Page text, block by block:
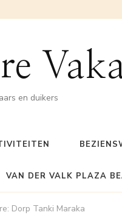
en duikers
VAN DER VALK PLAZA
Dorp Tanki Maraka